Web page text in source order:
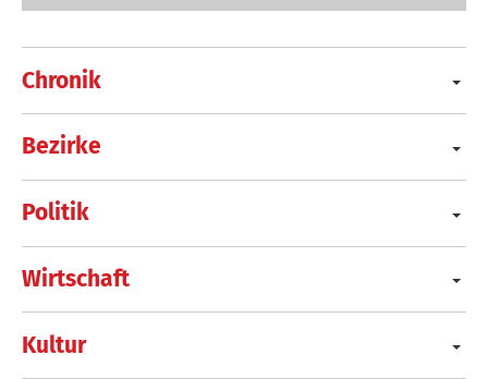
Chronik
Bezirke
Politik
Wirtschaft
Kultur